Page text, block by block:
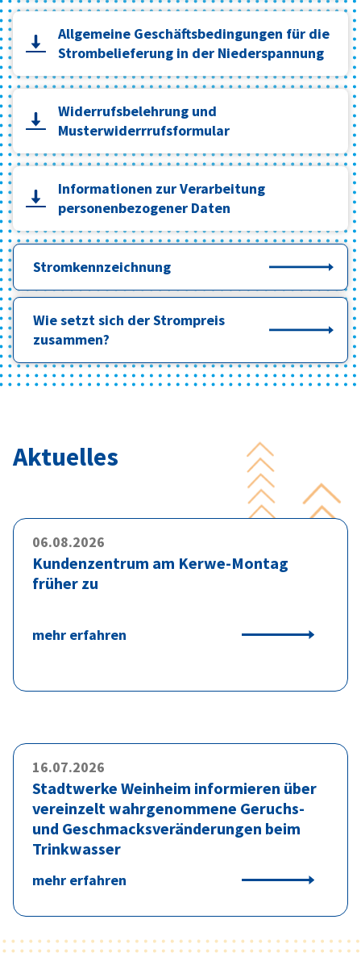
Allgemeine Geschäftsbedingungen für die
Strombelieferung in der Niederspannung
Widerrufsbelehrung und
Musterwiderrrufsformular
Informationen zur Verarbeitung
personenbezogener Daten
Stromkennzeichnung
Wie setzt sich der Strompreis
zusammen?
Aktuelles
06.08.2026
Kundenzentrum am Kerwe-Montag
früher zu
mehr erfahren
16.07.2026
Stadtwerke Weinheim informieren über
vereinzelt wahrgenommene Geruchs-
und Geschmacksveränderungen beim
Trinkwasser
mehr erfahren